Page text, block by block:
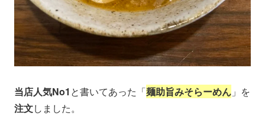
当店人気No1 と書いてあった「麺助旨みそらーめん 」を
注文しました。